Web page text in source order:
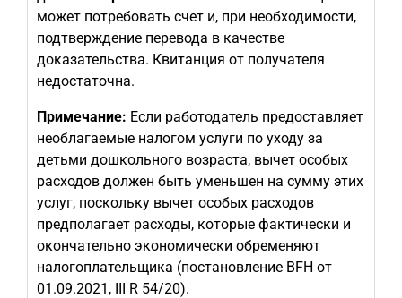
может потребовать счет и, при необходимости,
подтверждение перевода в качестве
доказательства. Квитанция от получателя
недостаточна.
Примечание: Если работодатель предоставляет
необлагаемые налогом услуги по уходу за
детьми дошкольного возраста, вычет особых
расходов должен быть уменьшен на сумму этих
услуг, поскольку вычет особых расходов
предполагает расходы, которые фактически и
окончательно экономически обременяют
налогоплательщика (постановление BFH от
01.09.2021, III R 54/20).